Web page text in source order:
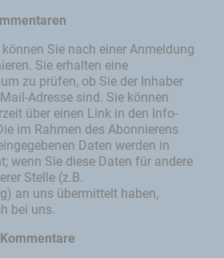
Sie nach einer Anmeldung
Sie erhalten eine
zu prüfen, ob Sie der Inhaber
Adresse sind. Sie können
über einen Link in den Info-
im Rahmen des Abonnierens
Daten werden in
wenn Sie diese Daten für andere
Stelle (z.B.
an uns übermittelt haben,
bei uns.